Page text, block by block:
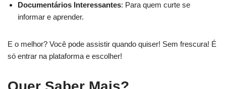
Documentários Interessantes: Para quem curte se
informar e aprender.
E o melhor? Você pode assistir quando quiser! Sem frescura! É
só entrar na plataforma e escolher!